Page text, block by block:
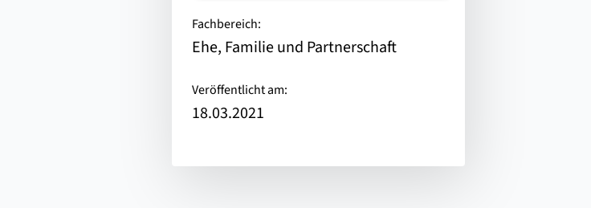
Fachbereich:
Ehe, Familie und Partnerschaft
Veröffentlicht am:
18.03.2021